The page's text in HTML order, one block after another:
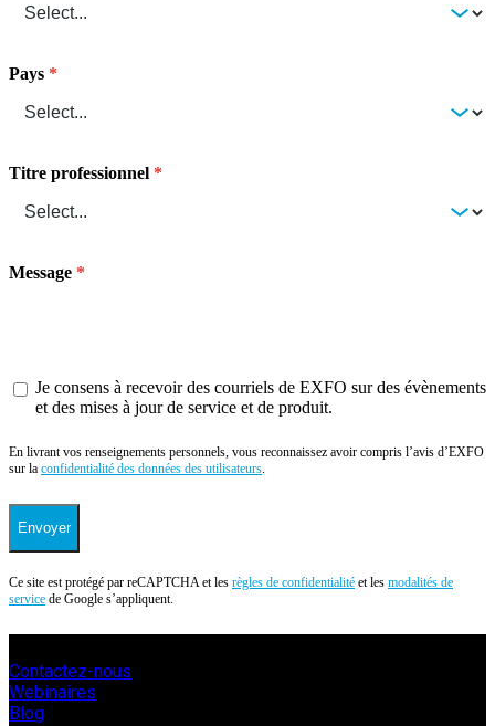
Pays
Titre professionnel
Message
Je consens à recevoir des courriels de EXFO sur des évènements
et des mises à jour de service et de produit.
En livrant vos renseignements personnels, vous reconnaissez avoir compris l’avis d’EXFO
sur la confidentialité des données des utilisateurs.
Envoyer
Ce site est protégé par reCAPTCHA et les règles de confidentialité et les modalités de
service de Google s’appliquent.
Contactez-nous
Webinaires
Blog